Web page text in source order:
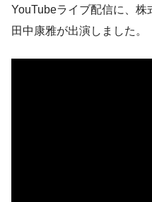
YouTubeライブ配信に、
田中康雅が出演しました。